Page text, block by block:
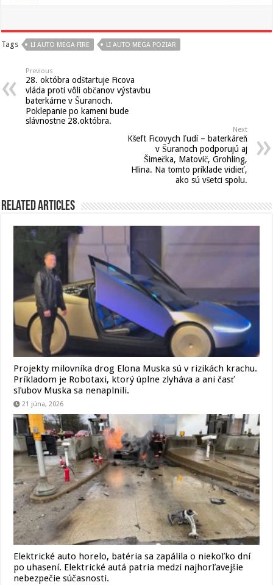
Tags LI AUTO MEGA FIRE LI AUTO MEGA POZIAR
Previous
28. októbra odštartuje Ficova
vláda proti vôli občanov výstavbu
baterkárne v Šuranoch.
Poklepanie po kameni bude
slávnostne 28.októbra.
Next
Kšeft Ficovych ľudí – baterkáreň
v Šuranoch podporujú aj
Šimečka, Matovič, Grohling,
Hlina. Na tomto príklade vidieť,
ako sú všetci spolu.
Related Articles
Projekty milovníka drog Elona Muska sú v rizikách krachu.
Príkladom je Robotaxi, ktorý úplne zlyháva a ani časť
sľubov Muska sa nenaplnili.
21 júna, 2026
Elektrické auto horelo, batéria sa zapálila o niekoľko dní
po uhasení. Elektrické autá patria medzi najhorľavejšie
nebezpečie súčasnosti.